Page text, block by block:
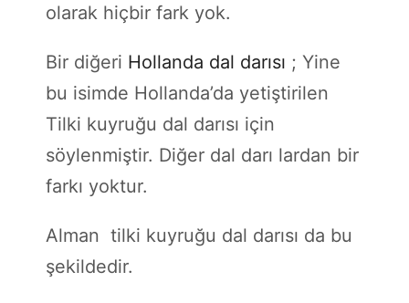
olarak hiçbir fark yok.
Bir diğeri Hollanda dal darısı ; Yine
bu isimde Hollanda’da yetiştirilen
Tilki kuyruğu dal darısı için
söylenmiştir. Diğer dal darı lardan bir
farkı yoktur.
Alman tilki kuyruğu dal darısı da bu
şekildedir.